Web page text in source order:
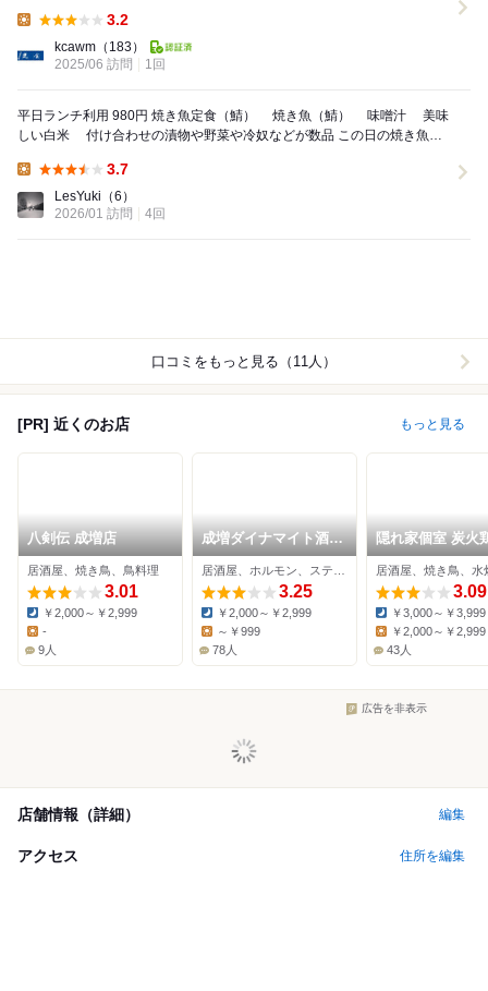
3.2
kcawm （183）
2025/06 訪問
1回
平日ランチ利用 980円 焼き魚定食（鯖） 焼き魚（鯖） 味噌汁 美味
しい白米 付け合わせの漬物や野菜や冷奴などが数品 この日の焼き魚は
3.7
LesYuki （6）
2026/01 訪問
4回
口コミをもっと見る（11人）
[PR] 近くのお店 もっと見る
八剣伝 成増店
居酒屋、焼き鳥、鳥料理
3.01
Dinner:
￥2,000～￥2,999
Lunch:
-
9人
成増ダイナマイト酒場
グレート
3.25
Dinner:
￥2,000～￥2,999
Lunch:
～￥999
78人
隠れ家個室 炭火
き 濃厚水炊き鍋
る
居酒屋、焼き鳥、水
3.09
Dinner:
￥3,000～￥3,999
Lunch:
￥2,000～￥2,999
43人
広告を非表示
店舗情報（詳細） 編集
アクセス 住所を編集